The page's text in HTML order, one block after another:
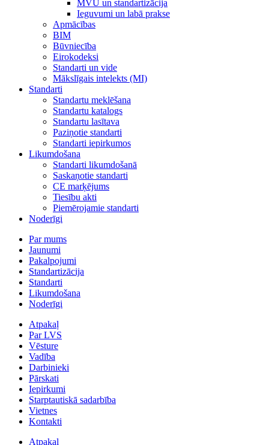
MVU un standartizācija
Ieguvumi un labā prakse
Apmācības
BIM
Būvniecība
Eirokodeksi
Standarti un vide
Mākslīgais intelekts (MI)
Standarti
Standartu meklēšana
Standartu katalogs
Standartu lasītava
Paziņotie standarti
Standarti iepirkumos
Likumdošana
Standarti likumdošanā
Saskaņotie standarti
CE marķējums
Tiesību akti
Piemērojamie standarti
Noderīgi
Par mums
Jaunumi
Pakalpojumi
Standartizācija
Standarti
Likumdošana
Noderīgi
Atpakaļ
Par LVS
Vēsture
Vadība
Darbinieki
Pārskati
Iepirkumi
Starptautiskā sadarbība
Vietnes
Kontakti
Atpakaļ